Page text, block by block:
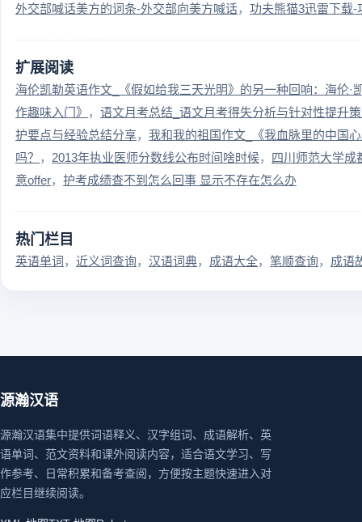
外交部喊话美方的词条-外交部向美方喊话
功夫熊猫3迅雷下载-
扩展阅读
海伦凯勒英语作文_《假如给我三天光明》的另一种回响：海伦·
作趣味入门》
语文月考总结_语文月考得失分析与针对性提升
护要点与经验总结分享
我和我的祖国作文_《我血脉里的中国
吗？
2013年执业医师分数线公布时间啥时候
四川师范大学成
意offer
护考成绩查不到怎么回事 显示不存在怎么办
热门栏目
英语单词 近义词查询 汉语词典 成语大全 笔顺查询 成语
源瀚汉语
源瀚汉语集中提供词语释义、汉字组词、成语解析、英
语单词、范文资料和课外阅读内容，适合语文学习、写
作参考、日常积累和备考查阅，方便按主题快速进入对
应栏目继续阅读。